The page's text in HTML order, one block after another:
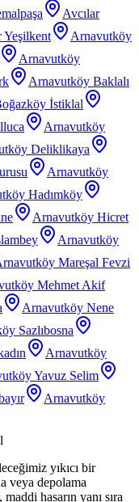
Avcılar
Yeşilkent
Arnavutköy
Arnavutköy
Arnavutköy Baklalı
İstiklal
Arnavutköy
Deliklikaya
Arnavutköy
Hadımköy
Arnavutköy Hicret
Arnavutköy
Mareşal Fevzi
Mehmet Akif
Arnavutköy Nene
Sazlıbosna
Arnavutköy
Yavuz Selim
Arnavutköy
yıkıcı bir
veya depolama
hasarın yanı sıra